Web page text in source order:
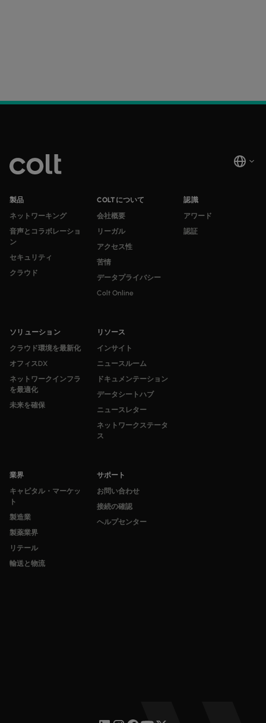
製品
ネットワーキング
音声とコラボレーショ
ン
セキュリティ
クラウド
ソリューション
クラウド環境を最新化
オフィスDX
ネットワークインフラ
を最適化
未来を確保
業界
キャピタル・マーケッ
ト
製造業
製薬業界
リテール
輸送と物流
リソース
インサイト
ニュースルーム
ドキュメンテーション
データシートハブ
ニュースレター
ネットワークステータ
ス
COLTについて
会社概要
リーガル
アクセス性
苦情
データプライバシー
Colt Online
サポート
お問い合わせ
接続の確認
ヘルプセンター
認識
アワード
認証